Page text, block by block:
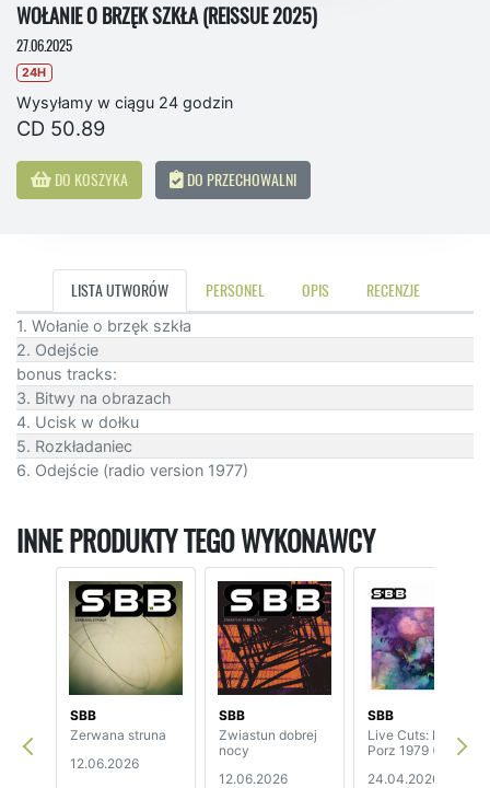
WOŁANIE O BRZĘK SZKŁA (REISSUE 2025)
27.06.2025
24H
Wysyłamy w ciągu 24 godzin
CD 50.89
DO KOSZYKA DO PRZECHOWALNI
LISTA UTWORÓW PERSONEL OPIS RECENZJE
1. Wołanie o brzęk szkła
2. Odejście
bonus tracks:
3. Bitwy na obrazach
4. Ucisk w dołku
5. Rozkładaniec
6. Odejście (radio version 1977)
INNE PRODUKTY TEGO WYKONAWCY
SBB
Zerwana struna
12.06.2026
SBB
Zwiastun dobrej
nocy
12.06.2026
SBB
Live Cuts: Kőln –
Porz 1979 (2CD)
24.04.2026